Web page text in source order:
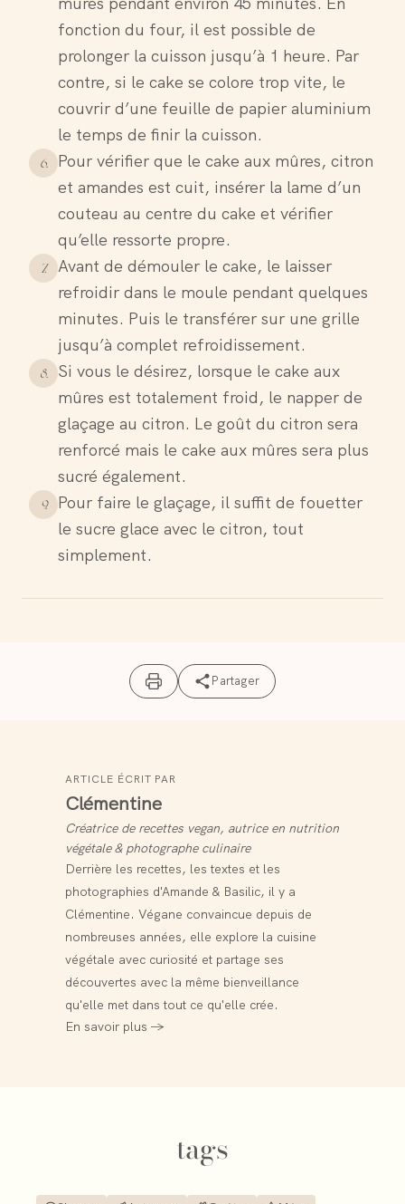
fonction du four, il est possible de
prolonger la cuisson jusqu’à 1 heure. Par
contre, si le cake se colore trop vite, le
couvrir d’une feuille de papier aluminium
le temps de finir la cuisson.
6.
Pour vérifier que le cake aux mûres, citron
et amandes est cuit, insérer la lame d’un
couteau au centre du cake et vérifier
qu’elle ressorte propre.
7.
Avant de démouler le cake, le laisser
refroidir dans le moule pendant quelques
minutes. Puis le transférer sur une grille
jusqu’à complet refroidissement.
8.
Si vous le désirez, lorsque le cake aux
mûres est totalement froid, le napper de
glaçage au citron. Le goût du citron sera
renforcé mais le cake aux mûres sera plus
sucré également.
9.
Pour faire le glaçage, il suffit de fouetter
le sucre glace avec le citron, tout
simplement.
Partager
ARTICLE ÉCRIT PAR
Clémentine
Créatrice de recettes vegan, autrice en nutrition
végétale & photographe culinaire
Derrière les recettes, les textes et les
photographies d'Amande & Basilic, il y a
Clémentine. Végane convaincue depuis de
nombreuses années, elle explore la cuisine
végétale avec curiosité et partage ses
découvertes avec la même bienveillance
qu'elle met dans tout ce qu'elle crée.
En savoir plus →
tags